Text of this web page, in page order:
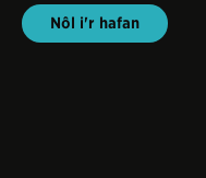
Nôl i'r hafan